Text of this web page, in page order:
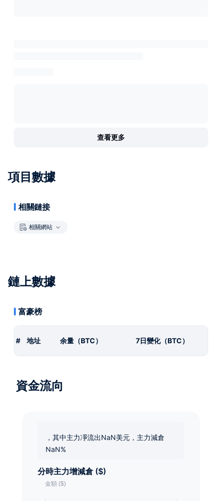
查看更多
項目數據
相關鏈接
相關網站
鏈上數據
富豪榜
# 地址 余量（BTC） 7日變化（BTC）
資金流向
，其中主力凈流出NaN美元，主力減倉
NaN%
分時主力增減倉 ($)